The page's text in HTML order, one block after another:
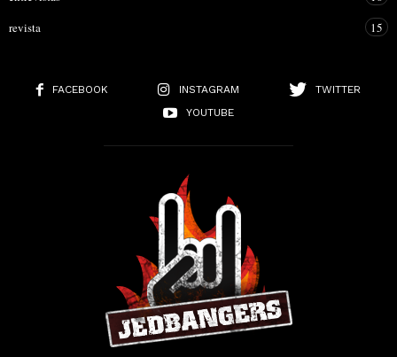
revista
15
FACEBOOK INSTAGRAM
TWITTER
YOUTUBE